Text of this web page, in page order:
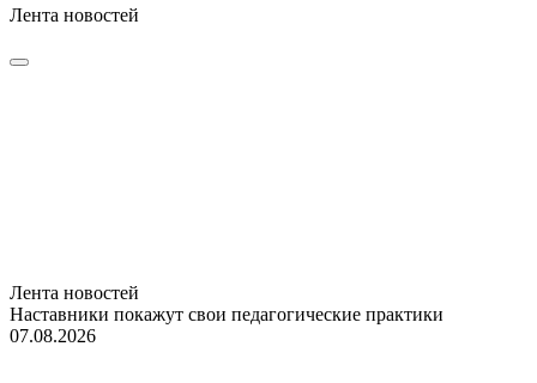
Лента новостей
Лента новостей
Наставники покажут свои педагогические практики
07.08.2026